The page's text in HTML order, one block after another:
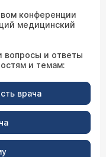
конференции
медицинский
вопросы и ответы
и темам:
врача